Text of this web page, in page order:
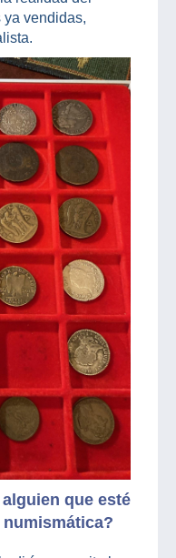
ya vendidas,
que esté